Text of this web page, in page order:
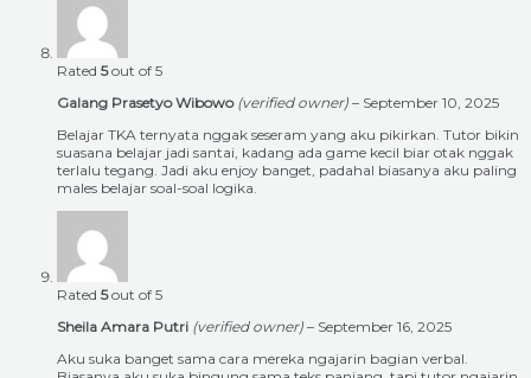
Rated 5out of 5
Galang Prasetyo Wibowo (verified owner) – September 10, 2025
Belajar TKA ternyata nggak seseram yang aku pikirkan. Tutor bikin
suasana belajar jadi santai, kadang ada game kecil biar otak nggak
terlalu tegang. Jadi aku enjoy banget, padahal biasanya aku paling
males belajar soal-soal logika.
Rated 5out of 5
Sheila Amara Putri (verified owner) – September 16, 2025
Aku suka banget sama cara mereka ngajarin bagian verbal.